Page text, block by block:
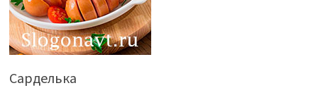
Сарделька